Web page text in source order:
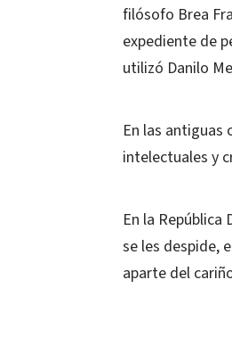
filósofo Brea
expediente de
utilizó Danilo
En las antiguas
intelectuales y
En la
se les despide,
aparte del